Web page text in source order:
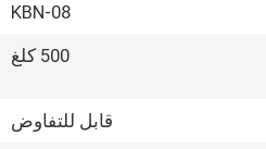
KBN-08
500 كلغ
قابل للتفاوض